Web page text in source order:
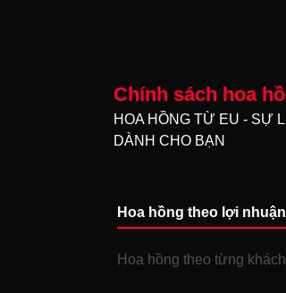
Chính sách hoa
HOA HỒNG TỪ EU - SỰ
DÀNH CHO BẠN
Hoa hồng theo lợi nhuận
Hoa hồng theo từng